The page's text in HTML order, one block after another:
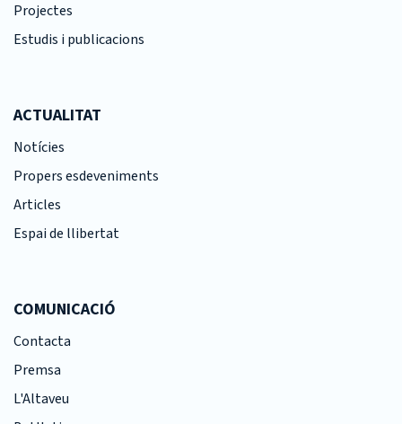
Projectes
Estudis i publicacions
ACTUALITAT
Notícies
Propers esdeveniments
Articles
Espai de llibertat
COMUNICACIÓ
Contacta
Premsa
L'Altaveu